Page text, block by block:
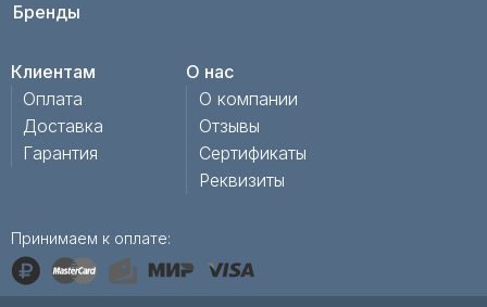
Бренды
Клиентам
Оплата
Доставка
Гарантия
О нас
О компании
Отзывы
Сертификаты
Реквизиты
Принимаем к оплате: